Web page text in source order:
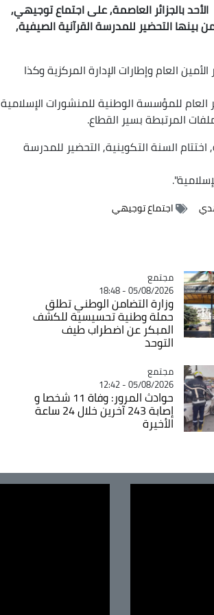
بالجزائر العاصمة, على اجتماع توجيهي,
التحضير للمدرسة القرآنية الصيفية,
العام وإطارات الإدارة المركزية وكذا
العام للمؤسسة الوطنية للمنشورات الإسلامية
المرتبطة بسير القطاع.
السنة التكوينية, التحضير للمدرسة
اجتماع توجيهي
Catégorie
مجتمع
05/08/2026 - 18:48
وزارة التضامن الوطني تطلق
حملة وطنية تحسيسية للكشف
المبكر عن اضطراب طيف
التوحد
Catégorie
مجتمع
05/08/2026 - 12:42
حوادث المرور: وفاة 11 شخصا و
إصابة 243 آخرين خلال 24 ساعة
الأخيرة